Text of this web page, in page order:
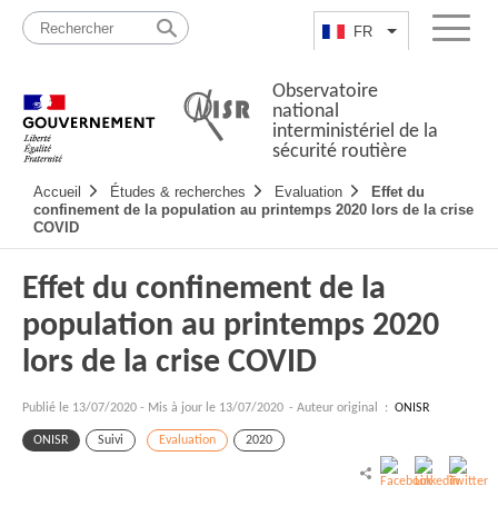
Passer
contenu
FR Lister lesMenu
Observatoire
national
interministériel de la
sécurité routière
principale
Accueil Études & recherches Evaluation
Effet du
confinement de la population au printemps 2020 lors de la crise
COVID
Effet du confinement de la
population au printemps 2020
lors de la crise COVID
Publié le 13/07/2020 - Mis à jour le 13/07/2020 - Auteur original : ONISR
ONISR Suivi Evaluation 2020